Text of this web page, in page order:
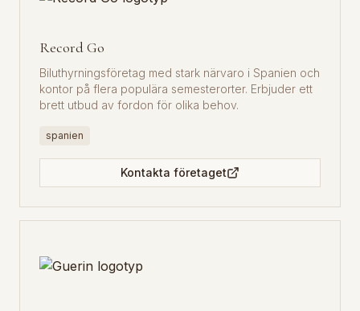
Record Go
Biluthyrningsföretag med stark närvaro i Spanien och
kontor på flera populära semesterorter. Erbjuder ett
brett utbud av fordon för olika behov.
spanien
Kontakta företaget